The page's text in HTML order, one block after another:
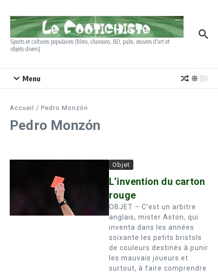
Sports et cultures populaires (films, chansons, BD, pubs, œuvres d'art et
objets divers)
Menu
Accueil / Pedro Monzón
Pedro Monzón
Objet
L’invention du carton
rouge
OBJET – C’est un arbitre
anglais, mister Aston, qui
inventa dans les années
soixante les petits bristols
de couleurs destinés à punir
les mauvais joueurs et
surtout, à faire comprendre